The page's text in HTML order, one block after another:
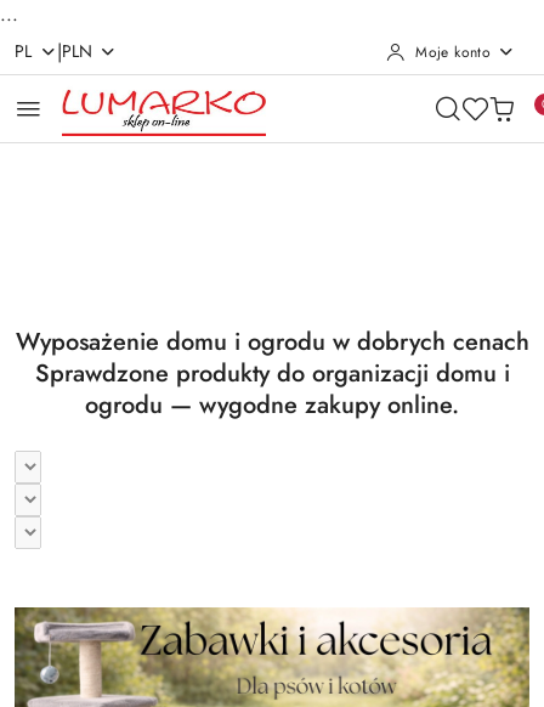
...
Przejdź do treści głównej
Przejdź do wyszukiwarki
Przejdź do moje konto
Przejdź do menu głównego
Przejdź do stopki
PL |PLN Moje konto
Wyposażenie domu i ogrodu w dobrych cenach
Sprawdzone produkty do organizacji domu i
ogrodu — wygodne zakupy online.